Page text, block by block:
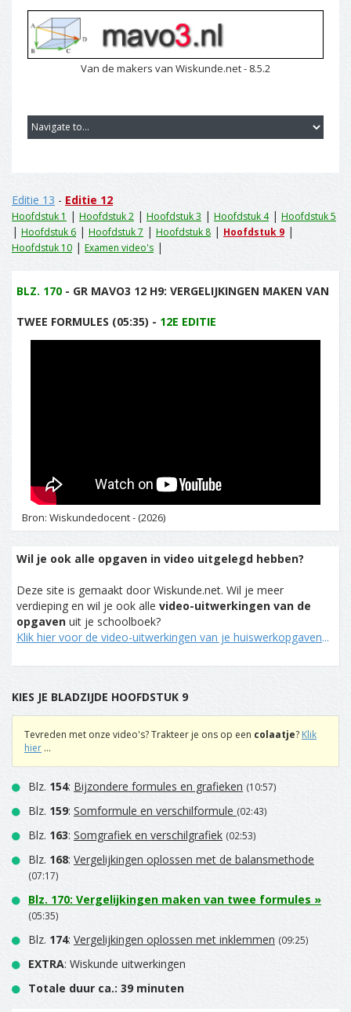
Van de makers van Wiskunde.net - 8.5.2
Editie 13 - Editie 12
Hoofdstuk 1 | Hoofdstuk 2 | Hoofdstuk 3 | Hoofdstuk 4| Hoofdstuk 5
| Hoofdstuk 6 | Hoofdstuk 7 | Hoofdstuk 8 | Hoofdstuk 9 |
Hoofdstuk 10 | Examen video's |
BLZ. 170 - GR MAVO3 12 H9: VERGELIJKINGEN MAKEN VAN
TWEE FORMULES (05:35) - 12E EDITIE
Bron: Wiskundedocent - (2026)
Wil je ook alle opgaven in video uitgelegd hebben?
Deze site is gemaakt door Wiskunde.net. Wil je meer
verdieping en wil je ook alle video-uitwerkingen van de
opgaven uit je schoolboek?
Klik hier voor de video-uitwerkingen van je huiswerkopgaven...
KIES JE BLADZIJDE HOOFDSTUK 9
Tevreden met onze video's? Trakteer je ons op een colaatje? Klik
hier ...
Blz. 154: Bijzondere formules en grafieken (10:57)
Blz. 159: Somformule en verschilformule (02:43)
Blz. 163: Somgrafiek en verschilgrafiek (02:53)
Blz. 168: Vergelijkingen oplossen met de balansmethode
(07:17)
Blz. 170: Vergelijkingen maken van twee formules »
(05:35)
Blz. 174: Vergelijkingen oplossen met inklemmen (09:25)
EXTRA: Wiskunde uitwerkingen
Totale duur ca.: 39 minuten